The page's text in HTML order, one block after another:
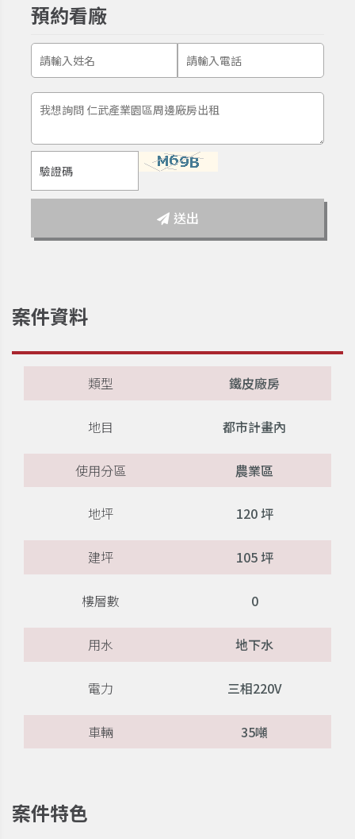
預約看廠
送出
案件資料
類型 鐵皮廠房
地目 都市計畫內
使用分區 農業區
地坪 120 坪
建坪 105 坪
樓層數 0
用水 地下水
電力 三相220V
車輛 35噸
案件特色